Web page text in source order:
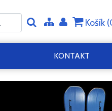
Košík (
KONTAKT